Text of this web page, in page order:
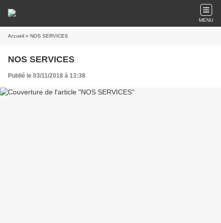
MENU
Accueil » NOS SERVICES
NOS SERVICES
Publié le 03/11/2018 à 13:38